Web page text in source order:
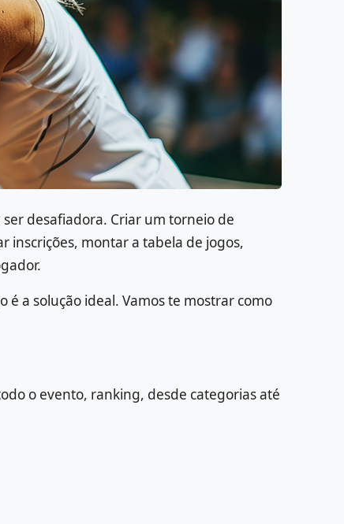
desafiadora. Criar um torneio de
inscrições, montar a tabela de jogos,
a solução ideal. Vamos te mostrar como
o evento, ranking, desde categorias até